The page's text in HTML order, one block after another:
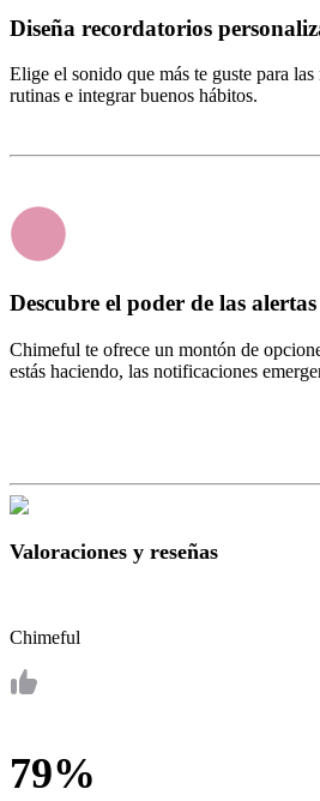
Diseña recordatorios
Elige el sonido que más te guste para
rutinas e integrar buenos hábitos.
Descubre el poder de las
Chimeful te ofrece un montón de
estás haciendo, las notificaciones
Valoraciones y reseñas
Chimeful
79%